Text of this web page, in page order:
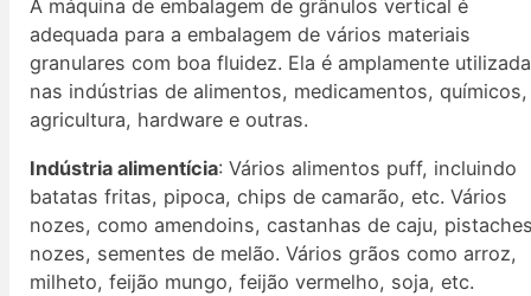
A máquina de embalagem de grânulos vertical é
adequada para a embalagem de vários materiais
granulares com boa fluidez. Ela é amplamente utilizada
nas indústrias de alimentos, medicamentos, químicos,
agricultura, hardware e outras.
Indústria alimentícia: Vários alimentos puff, incluindo
batatas fritas, pipoca, chips de camarão, etc. Vários
nozes, como amendoins, castanhas de caju,
nozes, sementes de melão. Vários grãos como arroz,
milheto, feijão mungo, feijão vermelho, soja, etc.